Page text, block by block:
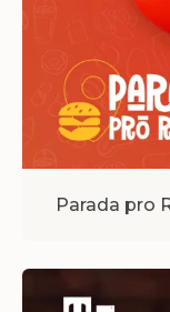
Parada pro